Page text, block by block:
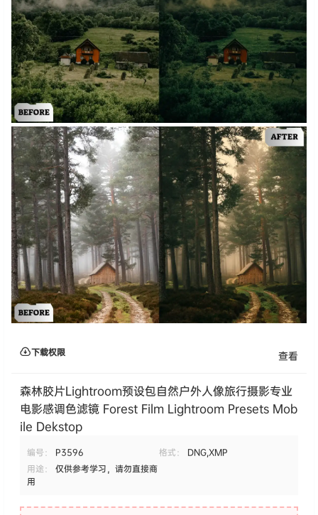
下载权限 查看
森林胶片Lightroom预设包自然户外人像旅行摄影专业
电影感调色滤镜 Forest Film Lightroom Presets Mob
ile Dekstop
编号： P3596 格式：
DNG,XMP
用途：
仅供参考学习，请勿直接商
用